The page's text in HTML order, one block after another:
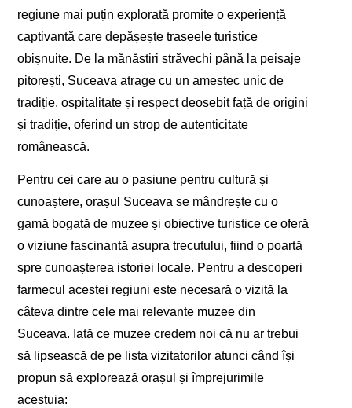
regiune mai puțin explorată promite o experiență
captivantă care depășește traseele turistice
obișnuite. De la mănăstiri străvechi până la peisaje
pitorești, Suceava atrage cu un amestec unic de
tradiție, ospitalitate și respect deosebit față de origini
și tradiție, oferind un strop de autenticitate
românească.
Pentru cei care au o pasiune pentru cultură și
cunoaștere, orașul Suceava se mândrește cu o
gamă bogată de muzee și obiective turistice ce oferă
o viziune fascinantă asupra trecutului, fiind o poartă
spre cunoașterea istoriei locale. Pentru a descoperi
farmecul acestei regiuni este necesară o vizită la
câteva dintre cele mai relevante muzee din
Suceava. Iată ce muzee credem noi că nu ar trebui
să lipsească de pe lista vizitatorilor atunci când își
propun să explorează orașul și împrejurimile
acestuia: